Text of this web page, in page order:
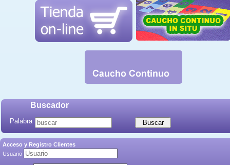
Buscador
Palabra
Acceso y Registro Clientes
Usuario